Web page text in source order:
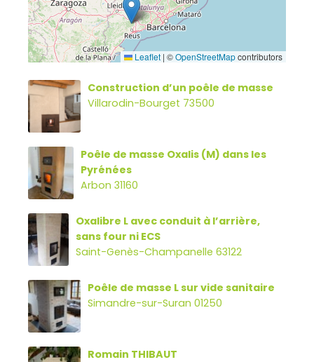
Leaflet | ©OpenStreetMapcontributors
Construction d’un poêle de masse
Villarodin-Bourget 73500
Poêle de masse Oxalis (M) dans les
Pyrénées
Arbon 31160
Oxalibre L avec conduit à l’arrière,
sans four ni ECS
Saint-Genès-Champanelle 63122
Poêle de masse L sur vide sanitaire
Simandre-sur-Suran 01250
Romain THIBAUT